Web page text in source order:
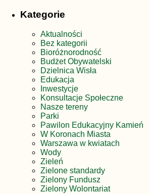
Kategorie
Aktualności
Bez kategorii
Bioróżnorodność
Budżet Obywatelski
Dzielnica Wisła
Edukacja
Inwestycje
Konsultacje Społeczne
Nasze tereny
Parki
Pawilon Edukacyjny Kamień
W Koronach Miasta
Warszawa w kwiatach
Wody
Zieleń
Zielone standardy
Zielony Fundusz
Zielony Wolontariat